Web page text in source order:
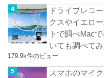
ドライブレコ
クスやイエロ
トで調べMac
いても調べて
179.9k件のビュー
スマホのマイ